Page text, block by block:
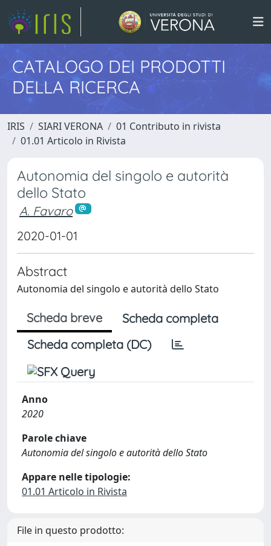
CATALOGO DEI PRODOTTI
DELLA RICERCA
IRIS SIARI VERONA
01 Contributo in rivista
01.01 Articolo in Rivista
Autonomia del singolo e autorità
dello Stato
A. Favaro
2020-01-01
Abstract
Autonomia del singolo e autorità dello Stato
Scheda breve
Scheda completa
Scheda completa (DC)
Anno
2020
Parole chiave
Autonomia del singolo e autorità dello Stato
Appare nelle tipologie:
01.01 Articolo in Rivista
File in questo prodotto: